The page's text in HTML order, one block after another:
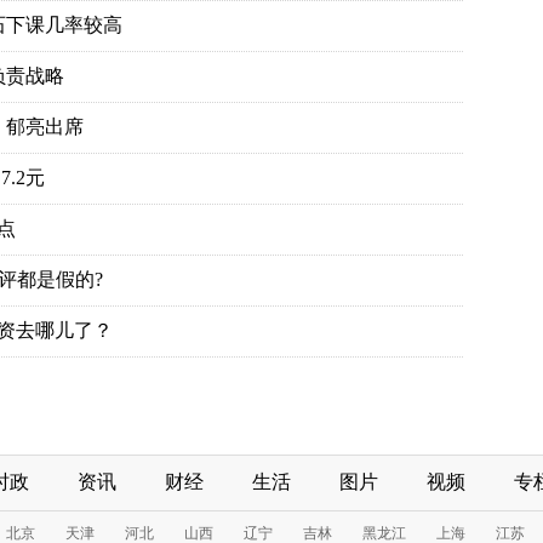
政 资讯 财经 生活 图片 视频 专